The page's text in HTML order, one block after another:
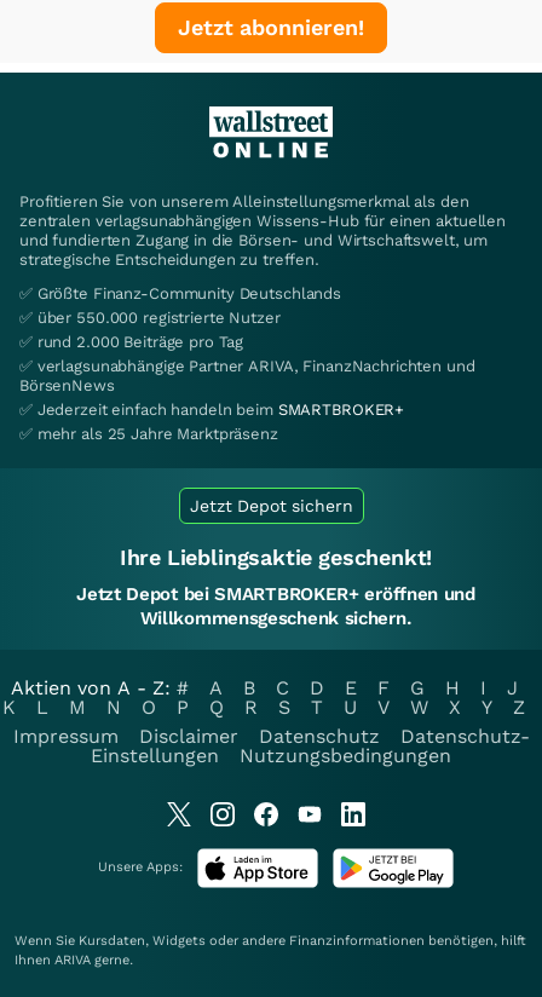
Jetzt abonnieren!
Profitieren Sie von unserem Alleinstellungsmerkmal als den
zentralen verlagsunabhängigen Wissens-Hub für einen aktuellen
und fundierten Zugang in die Börsen- und Wirtschaftswelt, um
strategische Entscheidungen zu treffen.
✅ Größte Finanz-Community Deutschlands
✅ über 550.000 registrierte Nutzer
✅ rund 2.000 Beiträge pro Tag
✅ verlagsunabhängige Partner ARIVA, FinanzNachrichten und
BörsenNews
✅ Jederzeit einfach handeln beim SMARTBROKER+
✅ mehr als 25 Jahre Marktpräsenz
Jetzt Depot sichern
Ihre Lieblingsaktie geschenkt!
Jetzt Depot bei SMARTBROKER+ eröffnen und
Willkommensgeschenk sichern.
Aktien von A - Z: # A B C D E F G H I
J
K
L M N O P Q R S T U V W X Y
Z
Impressum
Disclaimer Datenschutz
Datenschutz-
Einstellungen
Nutzungsbedingungen
Unsere Apps:
Wenn Sie Kursdaten, Widgets oder andere Finanzinformationen benötigen, hilft
Ihnen ARIVA gerne.